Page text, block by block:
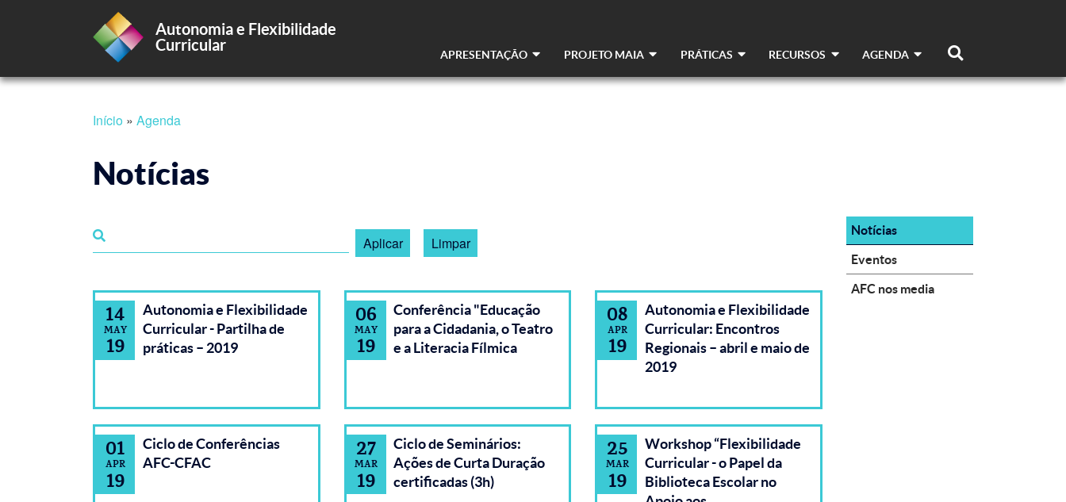
Autonomia e Flexibilidade
Curricular
Navegação
APRESENTAÇÃO PROJETO MAIA PRÁTICAS RECURSOS AGENDA
estrutural
Início Agenda
Notícias
14
MAY
19
Autonomia e Flexibilidade
Curricular - Partilha de
práticas – 2019
06
MAY
19
Conferência "Educação
para a Cidadania, o Teatro
e a Literacia Fílmica
08
APR
19
Autonomia e Flexibilidade
Curricular: Encontros
Regionais – abril e maio de
2019
01
APR
19
Ciclo de Conferências
AFC-CFAC
27
MAR
19
Ciclo de Seminários:
Ações de Curta Duração
certificadas (3h)
25
MAR
19
Workshop “Flexibilidade
Curricular - o Papel da
Biblioteca Escolar no
Notícias
Eventos
AFC nos media